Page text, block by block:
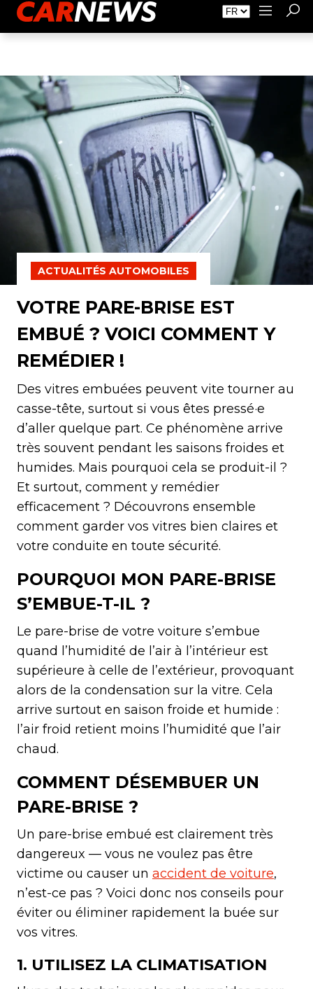
Faire de la Publicité À propos de Carnews.fr Contact
ACTUALITÉS AUTOMOBILES
VOTRE PARE-BRISE EST
EMBUÉ ? VOICI COMMENT Y
REMÉDIER !
Des vitres embuées peuvent vite tourner au
casse-tête, surtout si vous êtes pressé·e
d’aller quelque part. Ce phénomène arrive
très souvent pendant les saisons froides et
humides. Mais pourquoi cela se produit-il ?
Et surtout, comment y remédier
efficacement ? Découvrons ensemble
comment garder vos vitres bien claires et
votre conduite en toute sécurité.
POURQUOI MON PARE-BRISE
S’EMBUE-T-IL ?
Le pare-brise de votre voiture s’embue
quand l’humidité de l’air à l’intérieur est
supérieure à celle de l’extérieur, provoquant
alors de la condensation sur la vitre. Cela
arrive surtout en saison froide et humide :
l’air froid retient moins l’humidité que l’air
chaud.
COMMENT DÉSEMBUER UN
PARE-BRISE ?
Un pare-brise embué est clairement très
dangereux — vous ne voulez pas être
victime ou causer un accident de voiture,
n’est-ce pas ? Voici donc nos conseils pour
éviter ou éliminer rapidement la buée sur
vos vitres.
1. UTILISEZ LA CLIMATISATION